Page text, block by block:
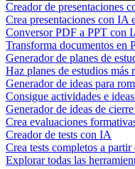
Creador de presentaciones
Crea presentaciones con IA
Conversor PDF a PPT con
Transforma documentos en
Generador de planes de
Haz planes de estudios más
Generador de ideas para
Consigue actividades e
Generador de ideas de
Crea evaluaciones
Creador de tests con IA
Crea tests completos a
Explorar todas las